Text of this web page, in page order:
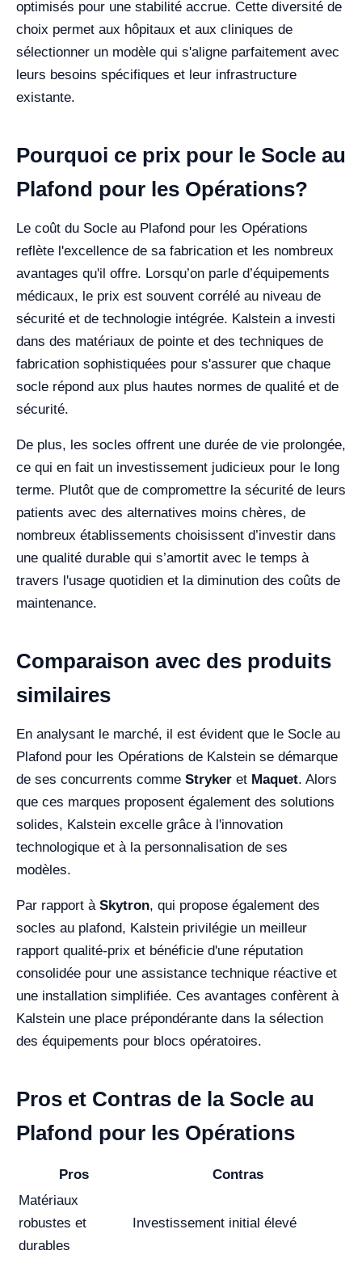
optimisés pour une stabilité accrue. Cette diversité de
choix permet aux hôpitaux et aux cliniques de
sélectionner un modèle qui s'aligne parfaitement avec
leurs besoins spécifiques et leur infrastructure
existante.
Pourquoi ce prix pour le Socle au
Plafond pour les Opérations?
Le coût du Socle au Plafond pour les Opérations
reflète l'excellence de sa fabrication et les nombreux
avantages qu'il offre. Lorsqu’on parle d’équipements
médicaux, le prix est souvent corrélé au niveau de
sécurité et de technologie intégrée. Kalstein a investi
dans des matériaux de pointe et des techniques de
fabrication sophistiquées pour s'assurer que chaque
socle répond aux plus hautes normes de qualité et de
sécurité.
De plus, les socles offrent une durée de vie prolongée,
ce qui en fait un investissement judicieux pour le long
terme. Plutôt que de compromettre la sécurité de leurs
patients avec des alternatives moins chères, de
nombreux établissements choisissent d’investir dans
une qualité durable qui s’amortit avec le temps à
travers l'usage quotidien et la diminution des coûts de
maintenance.
Comparaison avec des produits
similaires
En analysant le marché, il est évident que le Socle au
Plafond pour les Opérations de Kalstein se démarque
de ses concurrents comme Stryker et Maquet. Alors
que ces marques proposent également des solutions
solides, Kalstein excelle grâce à l'innovation
technologique et à la personnalisation de ses
modèles.
Par rapport à Skytron, qui propose également des
socles au plafond, Kalstein privilégie un meilleur
rapport qualité-prix et bénéficie d'une réputation
consolidée pour une assistance technique réactive et
une installation simplifiée. Ces avantages confèrent à
Kalstein une place prépondérante dans la sélection
des équipements pour blocs opératoires.
Pros et Contras de la Socle au
Plafond pour les Opérations
Pros
Contras
Matériaux
robustes et
durables
Investissement initial élevé